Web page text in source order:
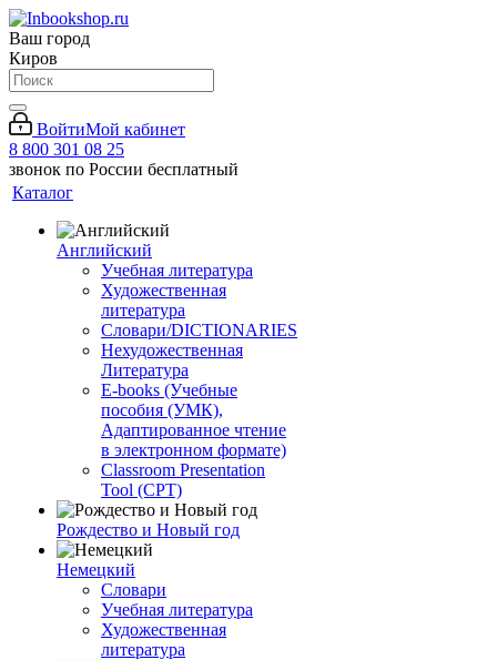
Ваш город
Киров
ВойтиМой кабинет
8 800 301 08 25
звонок по России бесплатный
Каталог
Английский
Учебная литература
Художественная
литература
Словари/DICTIONARIES
Нехудожественная
Литература
E-books (Учебные
пособия (УМК),
Адаптированное чтение
в электронном формате)
Classroom Presentation
Tool (CPT)
Рождество и Новый год
Немецкий
Словари
Учебная литература
Художественная
литература